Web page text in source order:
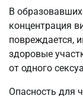
В
концентрация
повреждается,
здоровые
от одного
Опасность для